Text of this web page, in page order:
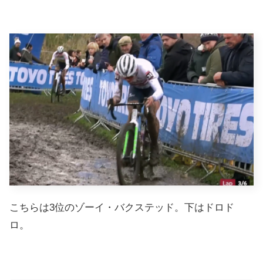
こちらは3位のゾーイ・バクステッド。下はドロド
ロ。